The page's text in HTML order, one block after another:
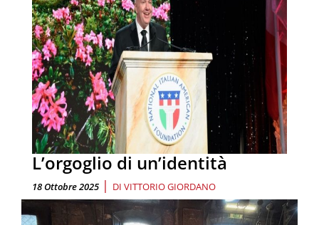
L’orgoglio di un’identità
18 Ottobre 2025 | DI VITTORIO GIORDANO